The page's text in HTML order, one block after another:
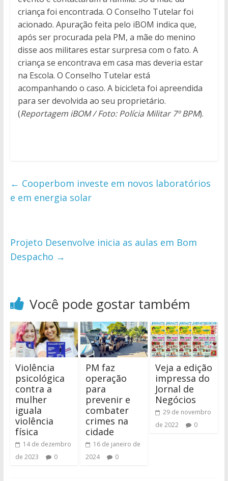
criança foi encontrada. O Conselho Tutelar foi
acionado. Apuração feita pelo iBOM indica que,
após ser procurada pela PM, a mãe do menino
disse aos militares estar surpresa com o fato. A
criança se encontrava em casa mas deveria estar
na Escola. O Conselho Tutelar está
acompanhando o caso. A bicicleta foi apreendida
para ser devolvida ao seu proprietário.
(Reportagem iBOM / Foto: Polícia Militar 7º BPM).
← Cooperbom investe em novos laboratórios
e em energia solar
Projeto Desenvolve inicia as aulas em Bom
Despacho →
Você pode gostar também
Violência
psicológica
contra a
mulher
iguala
violência
física
14 de dezembro
de 2023
0
PM faz
operação
para
prevenir e
combater
crimes na
cidade
16 de janeiro de
2024
0
Veja a edição
impressa do
Jornal de
Negócios
29 de novembro
de 2022
0